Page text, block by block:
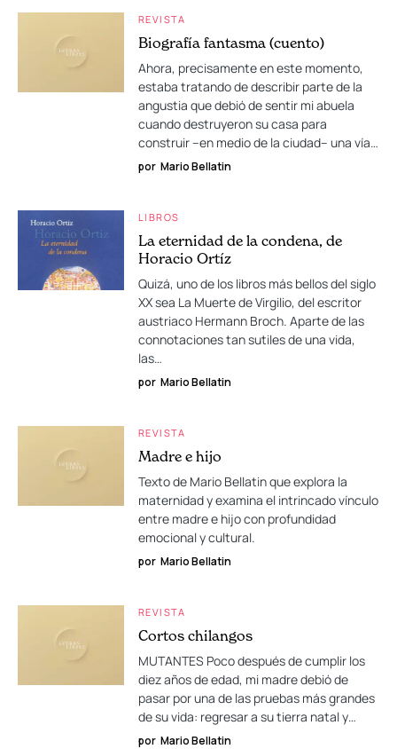
REVISTA
Biografía fantasma (cuento)
Ahora, precisamente en este momento,
estaba tratando de describir parte de la
angustia que debió de sentir mi abuela
cuando destruyeron su casa para
construir –en medio de la ciudad– una vía…
por Mario Bellatin
LIBROS
La eternidad de la condena, de
Horacio Ortíz
Quizá, uno de los libros más bellos del siglo
XX sea La Muerte de Virgilio, del escritor
austriaco Hermann Broch. Aparte de las
connotaciones tan sutiles de una vida,
las…
por Mario Bellatin
REVISTA
Madre e hijo
Texto de Mario Bellatin que explora la
maternidad y examina el intrincado vínculo
entre madre e hijo con profundidad
emocional y cultural.
por Mario Bellatin
REVISTA
Cortos chilangos
MUTANTES Poco después de cumplir los
diez años de edad, mi madre debió de
pasar por una de las pruebas más grandes
de su vida: regresar a su tierra natal y…
por Mario Bellatin